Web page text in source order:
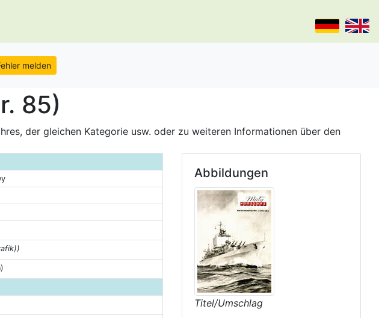
85)
der gleichen Kategorie usw. oder zu weiteren Informationen über den
Abbildungen
Titel/Umschlag